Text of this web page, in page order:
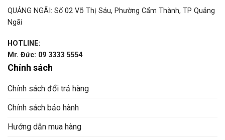
QUẢNG NGÃI: Số 02 Võ Thị Sáu, Phường Cẩm Thành, TP Quảng
Ngãi
HOTLINE:
Mr. Đức: 09 3333 5554
Chính sách
Chính sách đổi trả hàng
Chính sách bảo hành
Hướng dẫn mua hàng